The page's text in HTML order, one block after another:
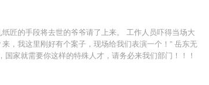
匠的手段将去世的爷爷请了上来。 工作人员吓得当场大
，我这里刚好有个案子，现场给我们表演一个！” 岳东无
家就需要你这样的特殊人才，请务必来我们部门！！！